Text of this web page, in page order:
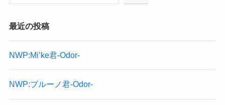
最近の投稿
NWP:Mi’ke君-Odor-
NWP:ブルーノ君-Odor-